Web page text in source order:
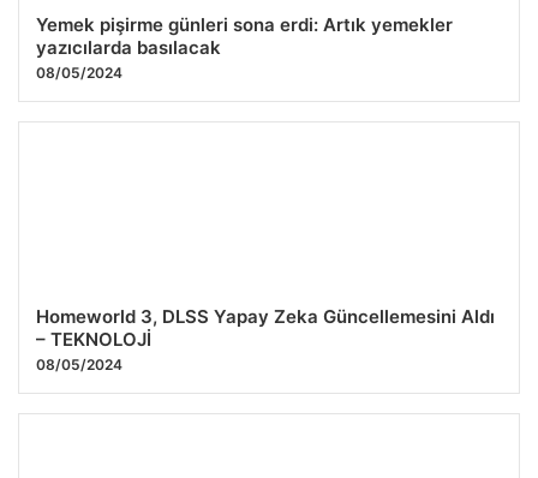
Yemek pişirme günleri sona erdi: Artık yemekler
yazıcılarda basılacak
08/05/2024
Homeworld 3, DLSS Yapay Zeka Güncellemesini Aldı
– TEKNOLOJİ
08/05/2024